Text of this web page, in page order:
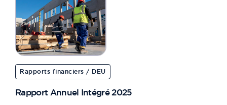
Rapports financiers / DEU
Rapport Annuel Intégré 2025